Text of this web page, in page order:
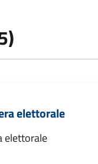
elettorale
elettorale